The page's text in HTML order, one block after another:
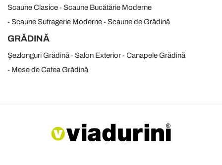
Scaune Clasice
Scaune Bucătărie Moderne
Scaune Sufragerie Moderne
Scaune de Grădină
GRĂDINĂ
Șezlonguri Grădină Salon Exterior
Canapele Grădină
Mese de Cafea Grădină